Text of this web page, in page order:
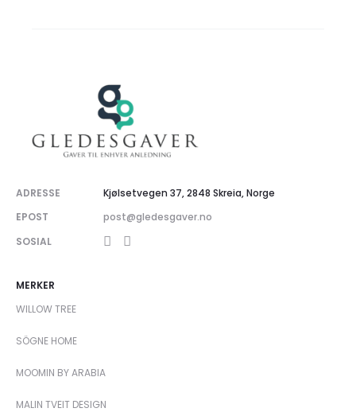
ADRESSE
Kjølsetvegen 37, 2848 Skreia, Norge
EPOST
post@gledesgaver.no
SOSIAL
MERKER
WILLOW TREE
SÖGNE HOME
MOOMIN BY ARABIA
MALIN TVEIT DESIGN